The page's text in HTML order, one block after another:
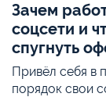
Зачем
соцсети и
спугнуть
Привёл себя в
порядок свои